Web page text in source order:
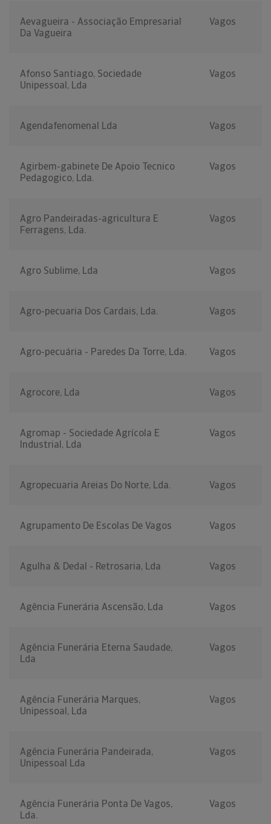
Aevagueira - Associação Empresarial
Da Vagueira
Vagos
Afonso Santiago, Sociedade
Unipessoal, Lda
Vagos
Agendafenomenal Lda Vagos
Agirbem-gabinete De Apoio Tecnico
Pedagogico, Lda.
Vagos
Agro Pandeiradas-agricultura E
Ferragens, Lda.
Vagos
Agro Sublime, Lda Vagos
Agro-pecuaria Dos Cardais, Lda. Vagos
Agro-pecuária - Paredes Da Torre, Lda. Vagos
Agrocore, Lda Vagos
Agromap - Sociedade Agrícola E
Industrial, Lda
Vagos
Agropecuaria Areias Do Norte, Lda. Vagos
Agrupamento De Escolas De Vagos Vagos
Agulha & Dedal - Retrosaria, Lda Vagos
Agência Funerária Ascensão, Lda Vagos
Agência Funerária Eterna Saudade,
Lda
Vagos
Agência Funerária Marques,
Unipessoal, Lda
Vagos
Agência Funerária Pandeirada,
Unipessoal Lda
Vagos
Agência Funerária Ponta De Vagos,
Lda.
Vagos